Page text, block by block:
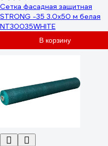
Сетка фасадная защитная
STRONG -35 3.0x50 м белая
NT30035WHITE
В корзину